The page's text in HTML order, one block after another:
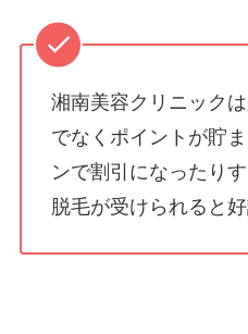
湘南美容クリニック
でなくポイントが貯
ンで割引になったり
脱毛が受けられると好